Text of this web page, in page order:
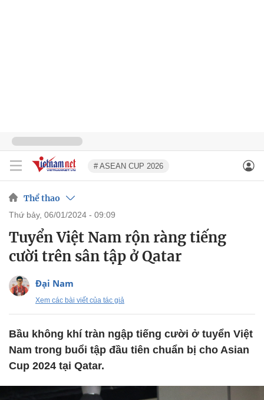
# ASEAN CUP 2026
Thể thao
thứ bảy, 06/01/2024 - 09:09
Tuyển Việt Nam rộn ràng tiếng
cười trên sân tập ở Qatar
Đại Nam
Xem các bài viết của tác giả
Bầu không khí tràn ngập tiếng cười ở tuyển Việt
Nam trong buổi tập đầu tiên chuẩn bị cho Asian
Cup 2024 tại Qatar.